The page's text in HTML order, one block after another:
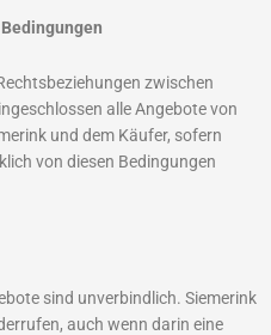
zwischen
alle Angebote von
und dem Käufer, sofern
von diesen Bedingungen
sind unverbindlich. Siemerink
auch wenn darin eine